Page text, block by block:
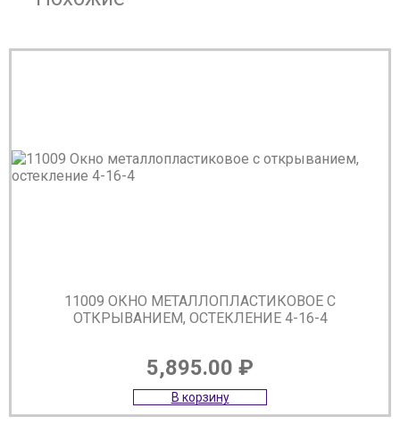
11009 ОКНО МЕТАЛЛОПЛАСТИКОВОЕ С
ОТКРЫВАНИЕМ, ОСТЕКЛЕНИЕ 4-16-4
5,895.00 ₽
В корзину